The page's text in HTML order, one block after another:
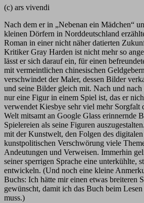
(c) ars vivendi
Nach dem er in „Nebenan ein Mädchen“
kleinen Dörfern in Norddeutschland
Roman in einer nicht näher datierten
Kritiker Gray Harden ist nicht mehr so
lässt er sich darauf ein, für einen
mit vermeintlichen chinesischen
verschwindet der Maler, dessen Bilder
und seine Bilder gleich mit. Nach und nach
nur eine Figur in einem Spiel ist, das er
verwendet Kiesbye sehr viel mehr Sorgfalt
Welt mitsamt an Google Glass erinnernde
Spielereien als seine Figuren
mit der Kunstwelt, den Folgen des
kunstpolitischen Verschwörung viele
Andeutungen und Verweisen. Immerhin
seiner sperrigen Sprache eine unterkühlte,
entwickeln. (Und noch eine kleine
Buchs: Ich hätte mir einen etwas breiteren
gewünscht, damit ich das Buch beim
muss.)